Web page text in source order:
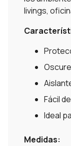
livings,
Fácil
Ideal
Medidas: